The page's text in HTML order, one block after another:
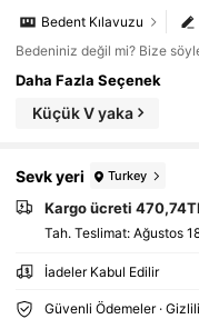
Bedent Kılavuzu
Bedeniniz değil mi? Bize
Daha Fazla Seçenek
Küçük V yaka
Sevk yeri Turkey
Kargo ücreti
Tah. Teslimat: Ağustos
İadeler Kabul Edilir
Güvenli Ödemeler ·